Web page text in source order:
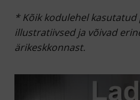
* Kõik kodulehel
illustratiivsed ja võivad
ärikeskkonnast.